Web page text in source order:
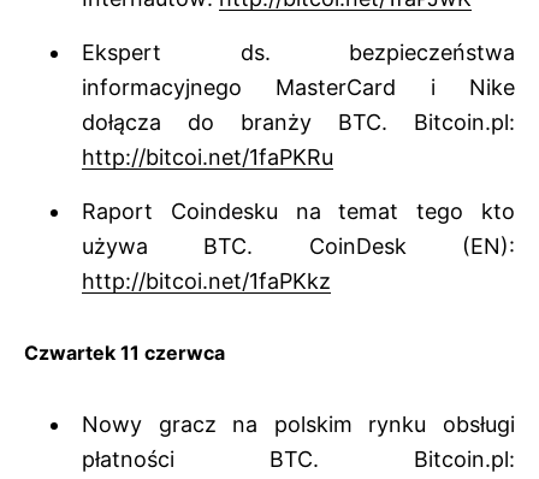
Ekspert ds. bezpieczeństwa
informacyjnego MasterCard i Nike
dołącza do branży BTC. Bitcoin.pl:
http://bitcoi.net/1faPKRu
Raport Coindesku na temat tego kto
używa BTC. CoinDesk (EN):
http://bitcoi.net/1faPKkz
Czwartek 11 czerwca
Nowy gracz na polskim rynku obsługi
płatności BTC. Bitcoin.pl: